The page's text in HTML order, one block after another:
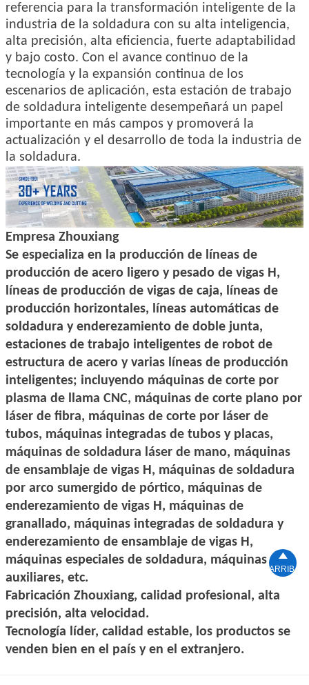
referencia para la transformación inteligente de la
industria de la soldadura con su alta inteligencia,
alta precisión, alta eficiencia, fuerte adaptabilidad
y bajo costo. Con el avance continuo de la
tecnología y la expansión continua de los
escenarios de aplicación, esta estación de trabajo
de soldadura inteligente desempeñará un papel
importante en más campos y promoverá la
actualización y el desarrollo de toda la industria de
la soldadura.
Empresa Zhouxiang
Se especializa en la producción de líneas de
producción de acero ligero y pesado de vigas H,
líneas de producción de vigas de caja, líneas de
producción horizontales, líneas automáticas de
soldadura y enderezamiento de doble junta,
estaciones de trabajo inteligentes de robot de
estructura de acero y varias líneas de producción
inteligentes; incluyendo máquinas de corte por
plasma de llama CNC, máquinas de corte plano por
láser de fibra, máquinas de corte por láser de
tubos, máquinas integradas de tubos y placas,
máquinas de soldadura láser de mano, máquinas
de ensamblaje de vigas H, máquinas de soldadura
por arco sumergido de pórtico, máquinas de
enderezamiento de vigas H, máquinas de
granallado, máquinas integradas de soldadura y
enderezamiento de ensamblaje de vigas H,
máquinas especiales de soldadura, máquinas
auxiliares, etc.
Fabricación Zhouxiang, calidad profesional, alta
precisión, alta velocidad.
Tecnología líder, calidad estable, los productos se
venden bien en el país y en el extranjero.

ARRIBA